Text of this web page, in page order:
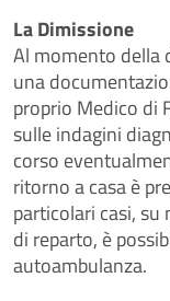
La Dimissione
Al momento della
una
proprio Medico di
sulle indagini
corso
ritorno a casa è
particolari casi,
di reparto, è
autoambulanza.